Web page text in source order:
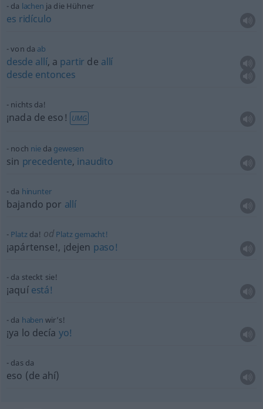
da lachen ja die Hühner
es ridículo
von da ab
desde allí, a partir de allí
desde entonces
nichts da!
¡nada de eso! UMG
noch nieda gewesen
sin precedente, inaudito
da hinunter
bajando por allí
Platzda! od Platz gemacht!
¡apártense!, ¡dejen paso!
da steckt sie!
¡aquí está!
da haben wir’s!
¡ya lo decía yo!
das da
eso (de ahí)